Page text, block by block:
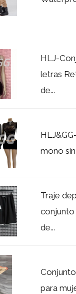
HLJ-
letras
de...
mono
Traje
conjunto
de...
para